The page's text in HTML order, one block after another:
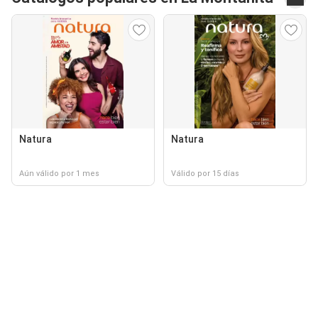
Natura
Aún válido por 1 mes
Natura
Válido por 15 días